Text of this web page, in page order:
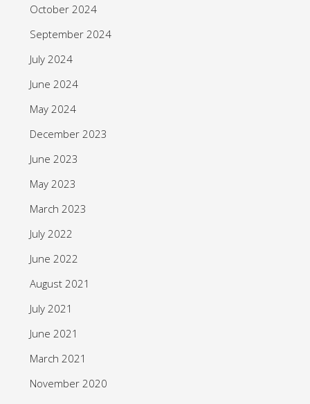
October 2024
September 2024
July 2024
June 2024
May 2024
December 2023
June 2023
May 2023
March 2023
July 2022
June 2022
August 2021
July 2021
June 2021
March 2021
November 2020